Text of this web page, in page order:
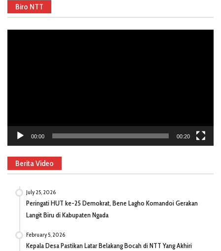
Biro NTT
00:00 00:20
Berita Video
July 25, 2026
Peringati HUT ke-25 Demokrat, Bene Lagho Komandoi Gerakan
Langit Biru di Kabupaten Ngada
February 5, 2026
Kepala Desa Pastikan Latar Belakang Bocah di NTT Yang Akhiri